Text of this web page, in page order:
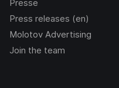
Presse
Press releases (en)
Molotov Advertising
Join the team